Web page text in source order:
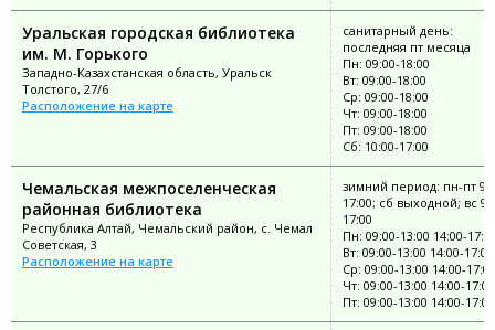
Уральская городская библиотека
им. М. Горького
Западно-Казахстанская область, Уральск
Толстого, 27/6
Расположение на карте
санитарный день:
последняя пт месяца
Пн: 09:00-18:00
Вт: 09:00-18:00
Ср: 09:00-18:00
Чт: 09:00-18:00
Пт: 09:00-18:00
Сб: 10:00-17:00
Чемальская межпоселенческая
районная библиотека
Республика Алтай, Чемальский район, с. Чемал
Советская, 3
Расположение на карте
зимний период: пн-пт
17:00; сб выходной; вс
17:00
Пн: 09:00-13:00 14:00-
Вт: 09:00-13:00 14:00-17:00
Ср: 09:00-13:00 14:00-17:00
Чт: 09:00-13:00 14:00-17:00
Пт: 09:00-13:00 14:00-17:00